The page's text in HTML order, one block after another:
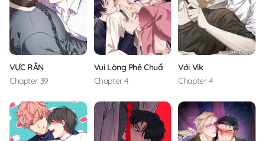
VỰC RẮN
Chapter 39
Vui Lòng Phê Chuẩn Giúp Tôi
Chapter 4
Với Vik
Chapter 4